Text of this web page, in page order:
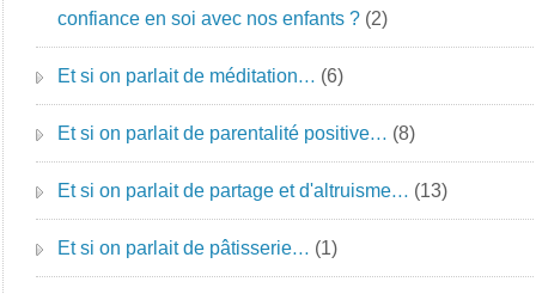
confiance en soi avec nos enfants ? (2)
Et si on parlait de méditation… (6)
Et si on parlait de parentalité positive… (8)
Et si on parlait de partage et d'altruisme… (13)
Et si on parlait de pâtisserie… (1)